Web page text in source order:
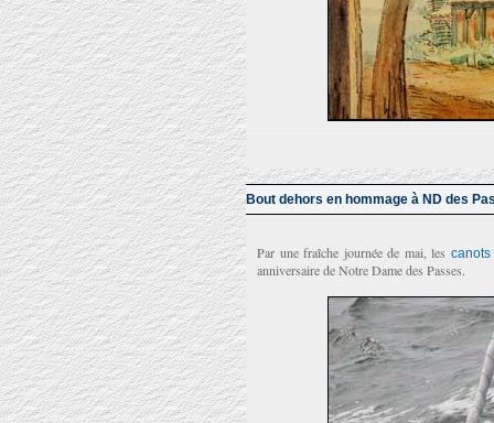
Bout dehors en hommage à ND des
Par une fraîche journée de mai, les
anniversaire de Notre Dame des Passes.